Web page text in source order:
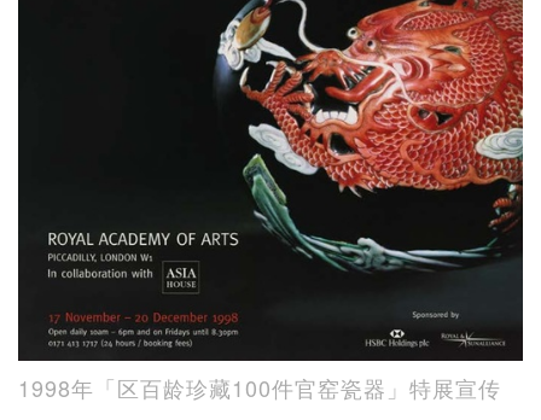
1998年「区百龄珍藏100件官窑瓷器」特展宣传